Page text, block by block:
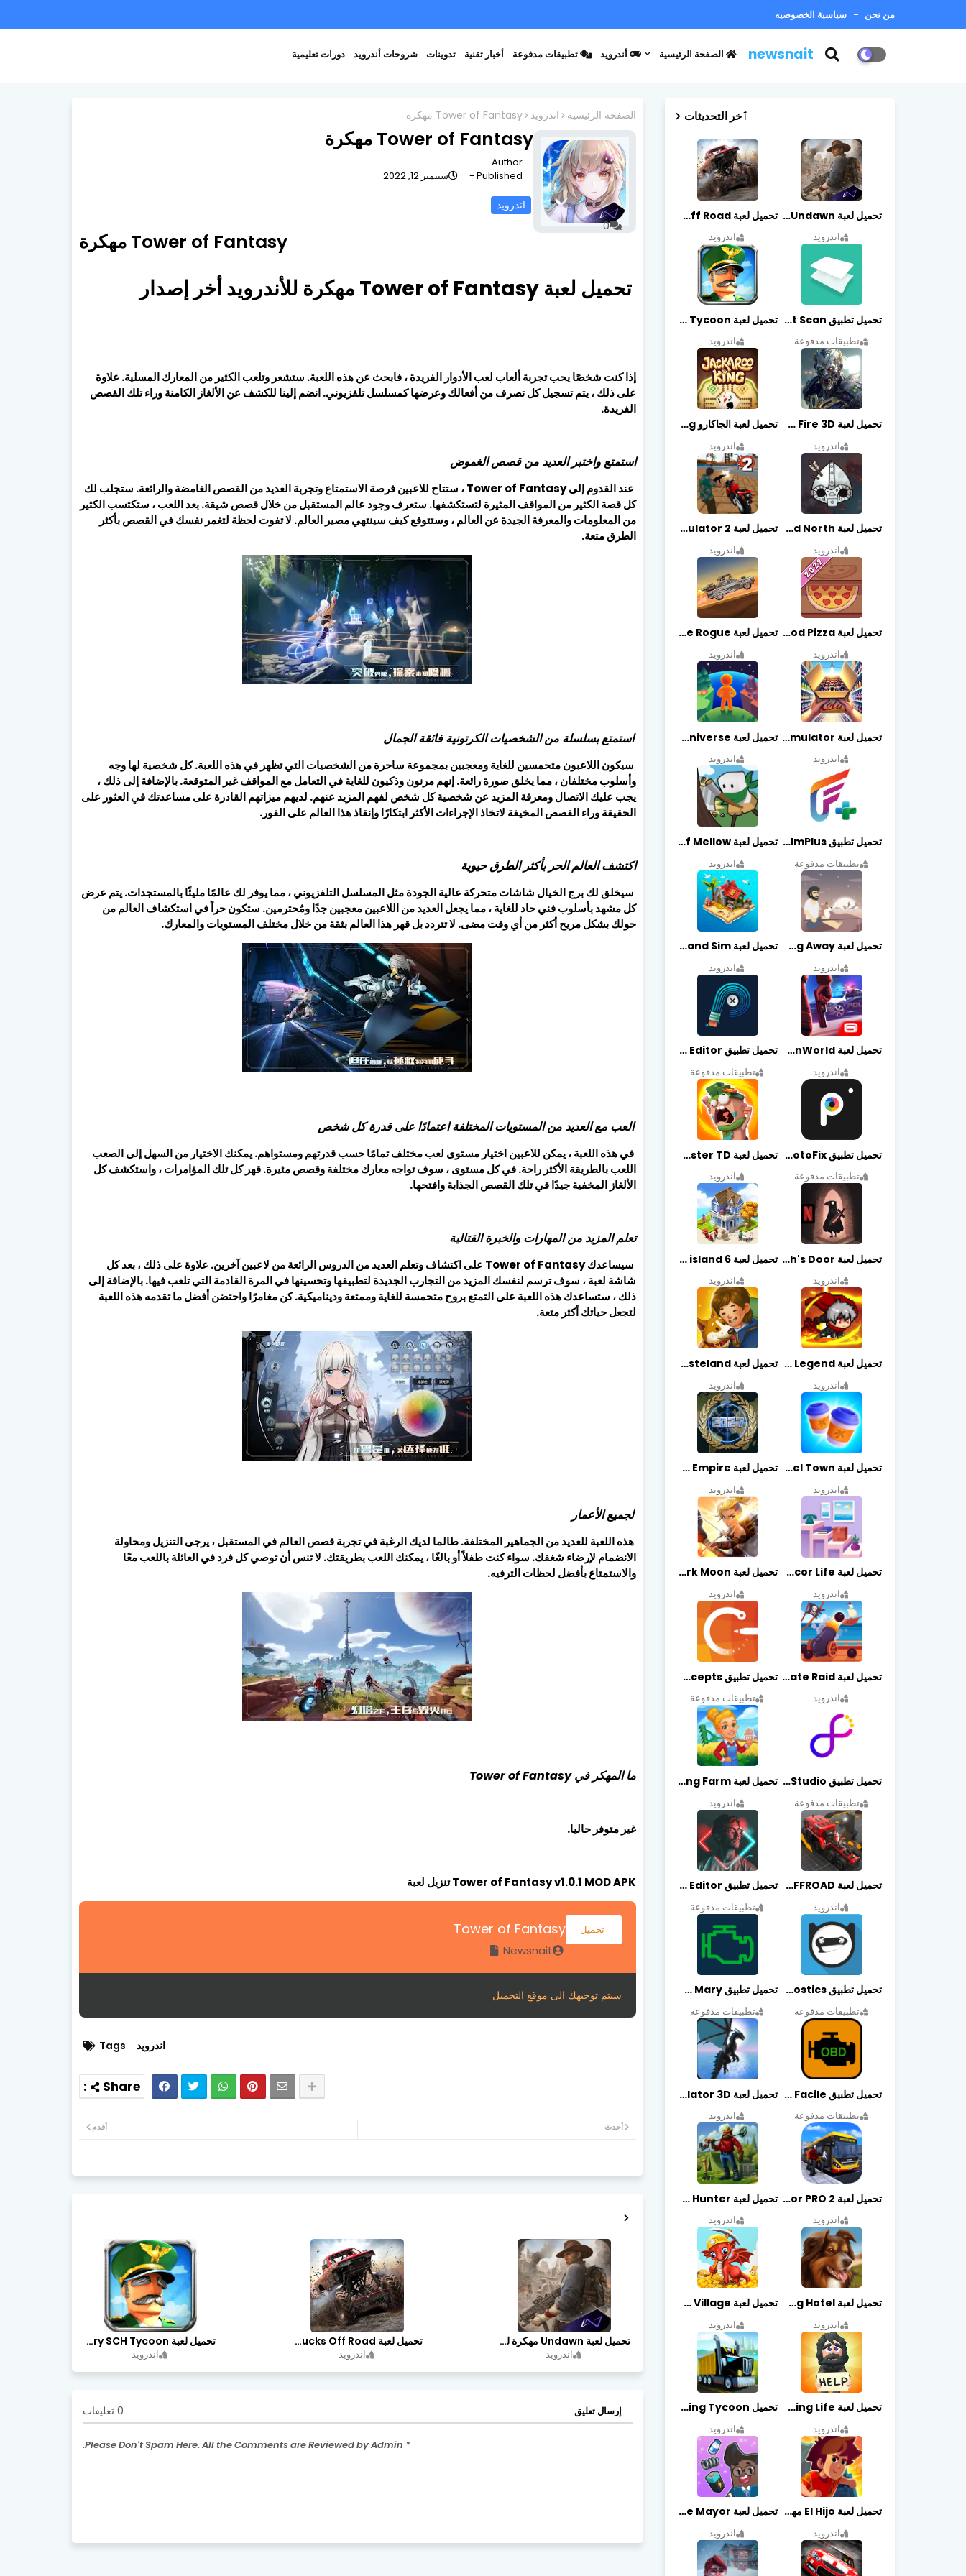
من نحن سياسية الخصوصيه
newsnait دورات تعليمية شروحات أندرويد تدوينات أخبار تقنية تطبيقات مدفوعة أندرويد الصفحة الرئيسية
الصفحة الرئيسية اندرويد Tower of Fantasy مهكرة
Tower of Fantasy مهكرة
Author -
.
Published -
سبتمبر 12, 2022
اندرويد
0
Tower of Fantasy مهكرة
تحميل لعبة Tower of Fantasy مهكرة للأندرويد أخر إصدار
إذا كنت شخصًا يحب تجربة ألعاب لعب الأدوار الفريدة ، فابحث عن هذه اللعبة. ستشعر وتلعب الكثير من المعارك المسلية. علاوة
على ذلك ، يتم تسجيل كل تصرف من أفعالك وعرضها كمسلسل تلفزيوني. انضم إلينا للكشف عن الألغاز الكامنة وراء تلك القصص
الفريدة.
استمتع واختبر العديد من قصص الغموض
عند القدوم إلى Tower of Fantasy ، ستتاح للاعبين فرصة الاستمتاع وتجربة العديد من القصص الغامضة والرائعة. ستجلب لك
كل قصة الكثير من المواقف المثيرة لتستكشفها. ستعرف وجود عالم المستقبل من خلال قصص شيقة. بعد اللعب ، ستكتسب الكثير
من المعلومات والمعرفة الجيدة عن العالم ، وستتوقع كيف سينتهي مصير العالم. لا تفوت لحظة لتغمر نفسك في القصص بأكثر
الطرق متعة.
استمتع بسلسلة من الشخصيات الكرتونية فائقة الجمال
سيكون اللاعبون متحمسين للغاية ومعجبين بمجموعة ساحرة من الشخصيات التي تظهر في هذه اللعبة. كل شخصية لها وجه
وأسلوب مختلفان ، مما يخلق صورة رائعة. إنهم مرنون وذكيون للغاية في التعامل مع المواقف غير المتوقعة. بالإضافة إلى ذلك ،
يجب عليك الاتصال ومعرفة المزيد عن شخصية كل شخص لفهم المزيد عنهم. لديهم ميزاتهم القادرة على مساعدتك في العثور على
الحقيقة وراء القصص المخيفة لاتخاذ الإجراءات الأكثر ابتكارًا وإنقاذ هذا العالم على الفور.
اكتشف العالم الحر بأكثر الطرق حيوية
سيخلق لك برج الخيال شاشات متحركة عالية الجودة مثل المسلسل التلفزيوني ، مما يوفر لك عالمًا مليئًا بالمستجدات. يتم عرض
كل مشهد بأسلوب فني حاد للغاية ، مما يجعل العديد من اللاعبين معجبين جدًا ومُحترمين. ستكون حراً في استكشاف العالم من
حولك بشكل مريح أكثر من أي وقت مضى. لا تتردد بل قهر هذا العالم بثقة من خلال مختلف المستويات والمعارك.
العب مع العديد من المستويات المختلفة اعتمادًا على قدرة كل شخص
في هذه اللعبة ، يمكن للاعبين اختيار مستوى لعب مختلف تمامًا حسب قدرتهم ومستواهم. يمكنك الاختيار من السهل إلى الصعب
اللعب بالطريقة الأكثر راحة. في كل مستوى ، سوف تواجه معارك مختلفة وقصص مثيرة. قهر كل تلك المؤامرات ، واستكشف كل
الألغاز المخفية جيدًا في تلك القصص الجذابة وافتحها.
تعلم المزيد من المهارات والخبرة القتالية
سيساعدك Tower of Fantasy على اكتشاف وتعلم العديد من الدروس الرائعة من لاعبين آخرين. علاوة على ذلك ، بعد كل
شاشة لعبة ، سوف ترسم لنفسك المزيد من التجارب الجديدة لتطبيقها وتحسينها في المرة القادمة التي تلعب فيها. بالإضافة إلى
ذلك ، ستساعدك هذه اللعبة على التمتع بروح متحمسة للغاية وممتعة وديناميكية. كن مغامرًا واحتضن أفضل ما تقدمه هذه اللعبة
لتجعل حياتك أكثر متعة.
لجميع الأعمار
هذه اللعبة للعديد من الجماهير المختلفة. طالما لديك الرغبة في تجربة قصص العالم في المستقبل ، يرجى التنزيل ومحاولة
الانضمام لإرضاء شغفك. سواء كنت طفلاً أو بالغًا ، يمكنك اللعب بطريقتك. لا تنس أن توصي كل فرد في العائلة باللعب معًا
والاستمتاع بأفضل لحظات الترفيه.
ما المهكر في Tower of Fantasy
غير متوفر حاليا.
Tower of Fantasy v1.0.1 MOD APK تنزيل لعبة
Tower of Fantasy تحميل
Newsnait
سيتم توجيهك الى موقع التحميل
Tags اندرويد
أحدث أقدم
تحميل لعبة Undawn مهكرة للأندرويد أخر إصدار | تحميل مباشر + موارد غير محدودة
اندرويد
تحميل لعبة Trucks Off Road مهكرة اخر اصدار
اندرويد
تحميل لعبة Idle Military SCH Tycoon مهكرة آخر إصدار
اندرويد
إرسال تعليق 0 تعليقات
* Please Don't Spam Here. All the Comments are Reviewed by Admin.
ٱخر التحديثات
تحميل لعبة Undawn مهكرة للأندرويد أخر إصدار | تحميل مباشر + موارد غير محدودة
اندرويد
تحميل لعبة Trucks Off Road مهكرة اخر اصدار
اندرويد
تحميل تطبيق vFlat Scan مهكر آخر إصدار
تطبيقات مدفوعة
تحميل لعبة Idle Military SCH Tycoon مهكرة آخر إصدار
اندرويد
تحميل لعبة Zombie Fire 3D مهكرة آخر إصدار
اندرويد
تحميل لعبة الجاكارو jackaroo king آخر إصدار
اندرويد
تحميل لعبة Bad North مهكرة آخر إصدار
اندرويد
تحميل لعبة Vegas crime simulator 2 مهكرة اخر اصدار
اندرويد
تحميل لعبة Good Pizza مهكرة اخر اصدار
اندرويد
تحميل لعبة Earn to Die Rogue مهكرة اخر اصدار
اندرويد
تحميل لعبة Retail Store Simulator مهكرة اخر اصدار
اندرويد
تحميل لعبة My Little Universe مهكرة أخر إصدار
اندرويد
تحميل تطبيق FilmPlus أخر إصدار
تطبيقات مدفوعة
تحميل لعبة Life of Mellow مهكرة أخر إصدار
اندرويد
تحميل لعبة Casting Away مهكرة أخر إصدار
اندرويد
تحميل لعبة Fantasy Island Sim مهكرة أخر إصدار
اندرويد
تحميل لعبة Gangstar New Orleans OpenWorld مهكرة أخر إصدار
اندرويد
تحميل تطبيق Retouch Remove Objects Editor مهكرة اخر إصدار
تطبيقات مدفوعة
تحميل تطبيق PhotoFix مهكر آخر إصدار
تطبيقات مدفوعة
تحميل لعبة Candy Disaster TD مهكرة اخر إصدار
اندرويد
تحميل لعبة Death's Door مهكرة أخر إصدار
اندرويد
تحميل لعبة city island 6 مهكرة أخر إصدار
اندرويد
تحميل لعبة Slayer Legend مهكرة أخر إصدار
اندرويد
تحميل لعبة Merge Survival : Wasteland مهكرة أخر إصدار
اندرويد
تحميل لعبة Travel Town مهكرة أخر إصدار
اندرويد
تحميل لعبة World Empire مهكرة أخر إصدار
اندرويد
تحميل لعبة Decor Life مهكرة أخر إصدار
اندرويد
تحميل لعبة Lionheart: Dark Moon مهكرة أخر إصدار
اندرويد
تحميل لعبة Pirate Raid مهكرة أخر إصدار
اندرويد
تحميل تطبيق Concepts مهكر أخر إصدار
تطبيقات مدفوعة
تحميل تطبيق Graphic Studio مهكر أخر إصدار
تطبيقات مدفوعة
تحميل لعبة Cooking Farm مهكرة أخر إصدار
اندرويد
تحميل لعبة PROJECT:OFFROAD مهكرة أخر إصدار
اندرويد
تحميل تطبيق NeonArt Photo Editor مهكر أخر إصدار
تطبيقات مدفوعة
تحميل تطبيق OBDeleven Car Diagnostics مهكر أخر إصدار
تطبيقات مدفوعة
تحميل تطبيق Obd Mary مهكر أخر إصدار
تطبيقات مدفوعة
تحميل تطبيق EOBD Facile مهكر أخر إصدار
تطبيقات مدفوعة
تحميل لعبة Dragon Simulator 3D مهكرة أخر إصدار
اندرويد
تحميل لعبة Bus Simulator PRO 2 مهكرة أخر إصدار
اندرويد
تحميل لعبة Treasure Hunter مهكرة أخر إصدار
اندرويد
تحميل لعبة Dog Hotel مهكرة أخر إصدار
اندرويد
تحميل لعبة Dragon Village مهكرة أخر إصدار
اندرويد
تحميل لعبة Begging Life مهكرة أخر إصدار
اندرويد
تحميل Transit King Tycoon مهكرة أخر إصدار
اندرويد
تحميل لعبة El Hijo مهكرة أخر إصدار
اندرويد
تحميل لعبة Merge Mayor مهكرة أخر إصدار
اندرويد